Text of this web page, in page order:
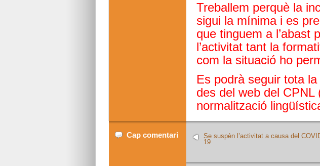
Treballem perquè la
sigui la mínima i es
que tinguem a l’abast
l’activitat tant la
com la situació ho
Es podrà seguir tota
des del web del
normalització
Cap comentari
Se suspèn l’activitat a causa del
19